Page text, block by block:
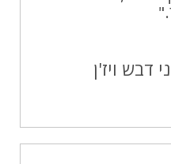
דבש ויז'ן